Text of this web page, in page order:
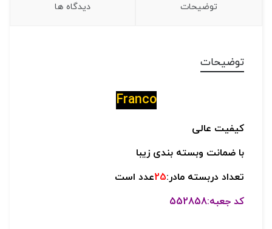
توضیحات دیدگاه ها
توضیحات
Franco
کیفیت عالی
با ضمانت وبسته بندی زیبا
تعداد دربسته مادر:25عدد است
کد جعبه:552858